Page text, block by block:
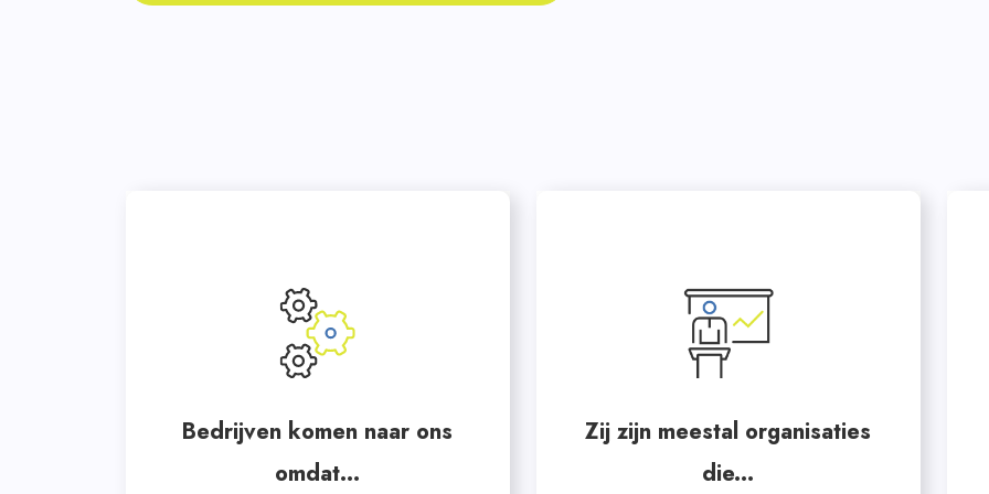
Bedrijven komen naar ons
omdat...
Zij zijn meestal organisaties
die...